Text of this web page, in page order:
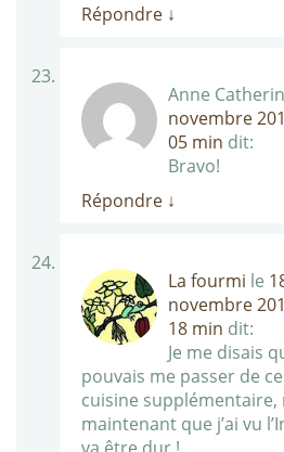
Répondre ↓
Anne
novembre
05 min dit:
Bravo!
Répondre ↓
La fourmi le
novembre
18 min dit:
Je me disais
pouvais me passer de
cuisine supplémentaire,
maintenant que j’ai vu